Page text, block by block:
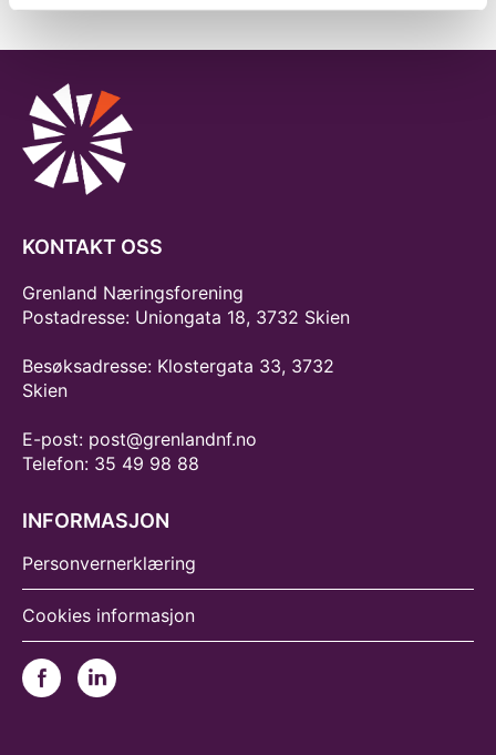
KONTAKT OSS
Grenland Næringsforening
Postadresse: Uniongata 18, 3732 Skien
Besøksadresse: Klostergata 33, 3732
Skien
E-post: post@grenlandnf.no
Telefon: 35 49 98 88
INFORMASJON
Personvernerklæring
Cookies informasjon